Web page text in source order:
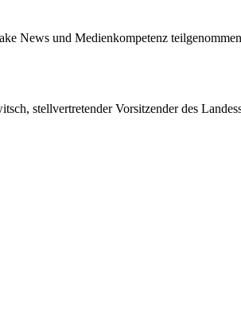
und Medienkompetenz
stellvertretender Vorsitzender des